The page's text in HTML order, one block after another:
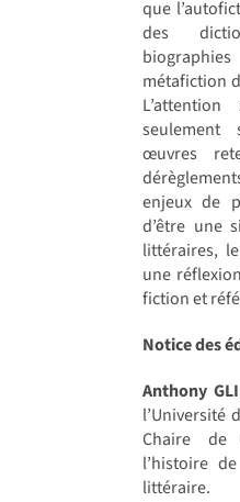
que
des
métafiction
œuvres
enjeux de
d’être une
littéraires,
une
fiction et
Notice des
Anthony
l’Université
Chaire de
l’histoire
littéraire.